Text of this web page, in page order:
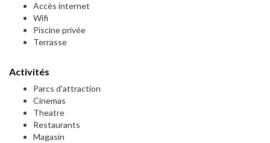
Accès internet
Wifi
Piscine privée
Terrasse
Activités
Parcs d'attraction
Cinemas
Theatre
Restaurants
Magasin